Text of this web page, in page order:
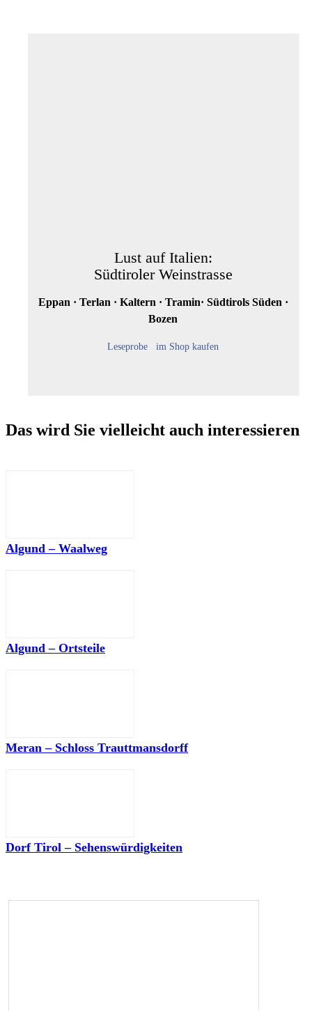
Lust auf Italien:
Südtiroler Weinstrasse
Eppan · Terlan · Kaltern · Tramin· Südtirols Süden ·
Bozen
Leseprobe im Shop kaufen
Das wird Sie vielleicht auch interessieren
Algund – Waalweg
Algund – Ortsteile
Meran – Schloss Trauttmansdorff
Dorf Tirol – Sehenswürdigkeiten